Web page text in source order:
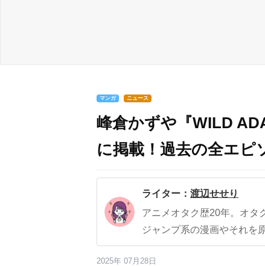
マンガ ニュース
峰倉かずや『WILD
に掲載！過去の全エピ
ライター： 渡辺せせり
アニメオタク歴20年。オタ
ジャンプ系の漫画やそれを
2025年 07月28日